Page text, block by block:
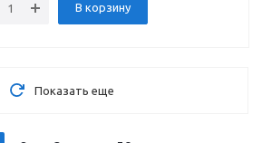
В корзину
Показать еще